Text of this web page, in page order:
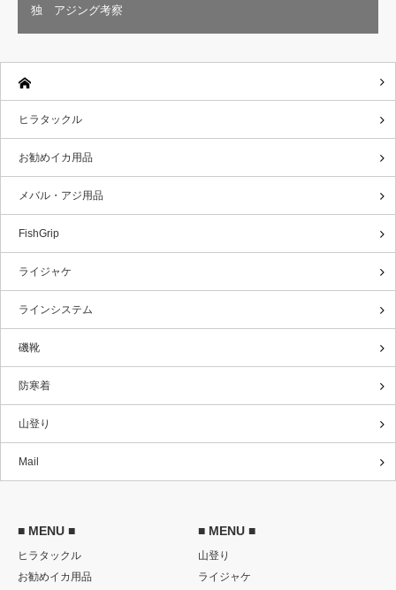
独 アジング考察
ヒラタックル
お勧めイカ用品
メバル・アジ用品
FishGrip
ライジャケ
ラインシステム
磯靴
防寒着
山登り
Mail
■ MENU ■
ヒラタックル
お勧めイカ用品
■ MENU ■
山登り
ライジャケ